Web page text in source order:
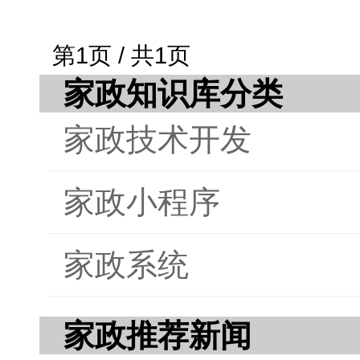
第1页 / 共1页
家政知识库分类
家政技术开发
家政小程序
家政系统
家政推荐新闻